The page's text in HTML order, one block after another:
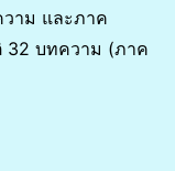
าม และภาค
32 บทความ (ภาค